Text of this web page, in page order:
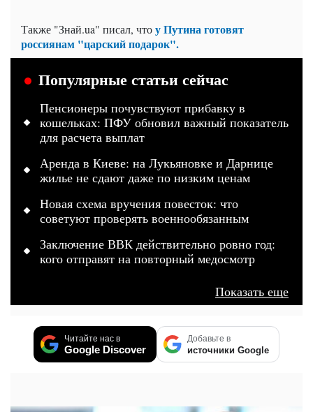
Также "Знай.ua" писал, чтоу Путина готовят
россиянам "царский подарок".
Популярные статьи сейчас
Пенсионеры почувствуют прибавку в
кошельках: ПФУ обновил важный показатель
для расчета выплат
Аренда в Киеве: на Лукьяновке и Дарнице
жилье не сдают даже по низким ценам
Новая схема вручения повесток: что
советуют проверять военнообязанным
Заключение ВВК действительно ровно год:
кого отправят на повторный медосмотр
Показать еще
Читайте нас в
Google Discover
Добавьте в
источники Google